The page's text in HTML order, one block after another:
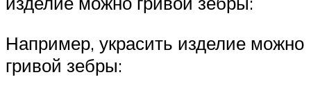
Например, украсить изделие можно
гривой зебры: